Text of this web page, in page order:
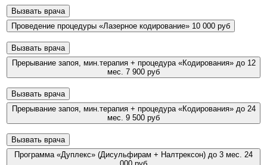
Вызвать врача
Проведение процедуры «Лазерное кодирование» 10 000 руб
Вызвать врача
Прерывание запоя, мин.терапия + процедура «Кодирования» до 12
мес. 7 900 руб
Вызвать врача
Прерывание запоя, мин.терапия + процедура «Кодирования» до 24
мес. 9 500 руб
Вызвать врача
Программа «Дуплекс» (Дисульфирам + Налтрексон) до 3 мес. 24